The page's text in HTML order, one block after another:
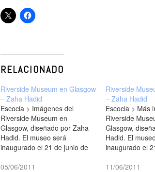
RELACIONADO
Riverside Museum en Glasgow
– Zaha Hadid
Escocia > Imágenes del
Riverside Museum en
Glasgow, diseñado por Zaha
Hadid. El museo será
inaugurado el 21 de junio de
05/06/2011
Riverside
– Zaha Hadid
Escocia > Más
Riverside
Glasgow,
Hadid. El
inaugurado el
11/06/2011